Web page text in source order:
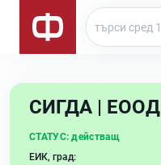
СИГДА | ЕООД
СТАТУС: действащ
ЕИК, град: